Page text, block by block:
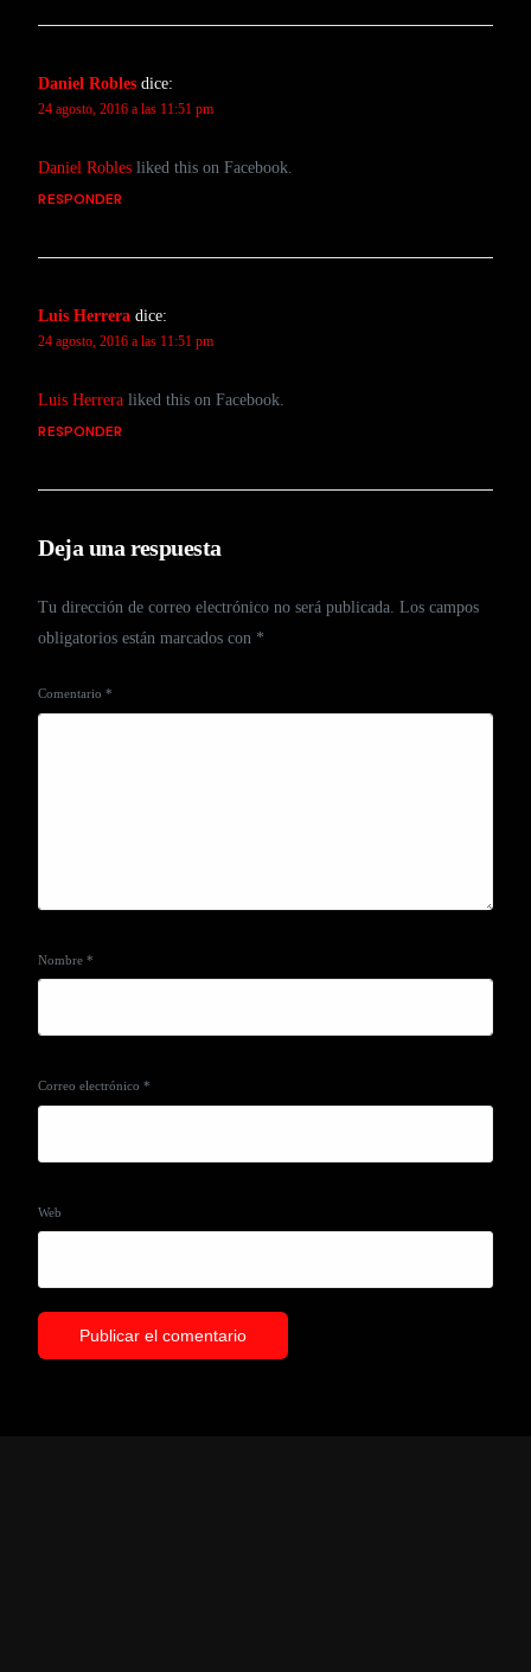
Daniel Robles dice:
24 agosto, 2016 a las 11:51 pm
Daniel Robles liked this on Facebook.
RESPONDER
Luis Herrera dice:
24 agosto, 2016 a las 11:51 pm
Luis Herrera liked this on Facebook.
RESPONDER
Deja una respuesta
Tu dirección de correo electrónico no será publicada. Los campos
obligatorios están marcados con *
Comentario*
Nombre*
Correo electrónico*
Web